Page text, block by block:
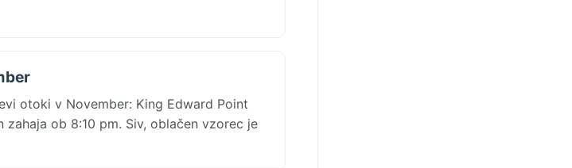
otoki v November: King Edward Point
ob 8:10 pm. Siv, oblačen vzorec je